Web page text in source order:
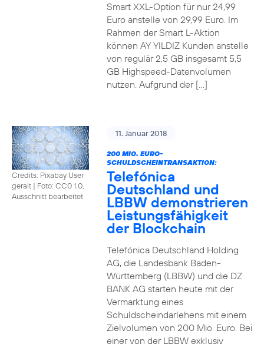
Smart XXL-Option für nur 24,99
Euro anstelle von 29,99 Euro. Im
Rahmen der Smart L-Aktion
können AY YILDIZ Kunden anstelle
von regulär 2,5 GB insgesamt 5,5
GB Highspeed-Datenvolumen
nutzen. Aufgrund der […]
Credits: Pixabay User
geralt | Foto: CC0 1.0,
Ausschnitt bearbeitet
11. Januar 2018
200 MIO. EURO-
SCHULDSCHEINTRANSAKTION:
Telefónica
Deutschland und
LBBW demonstrieren
Leistungsfähigkeit
der Blockchain
Telefónica Deutschland Holding
AG, die Landesbank Baden-
Württemberg (LBBW) und die DZ
BANK AG starten heute mit der
Vermarktung eines
Schuldscheindarlehens mit einem
Zielvolumen von 200 Mio. Euro. Bei
einer von der LBBW exklusiv